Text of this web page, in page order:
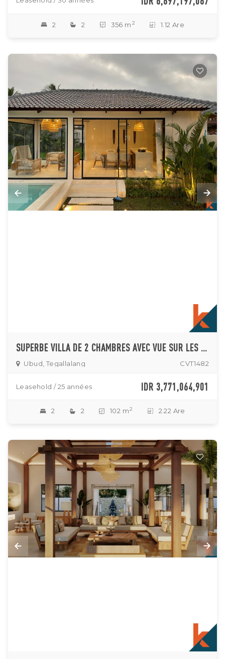
2 2 356 m 2 1.12 Are
SUPERBE VILLA DE 2 CHAMBRES AVEC VUE SUR LES RIZIÈRES À UBUD
Ubud, Tegallalang CVT1482
Leasehold / 25 années IDR 3,771,064,901
2 2 102 m2 2.22 Are